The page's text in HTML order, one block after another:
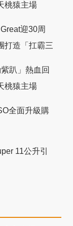
桃猿主場
迎30周
打造「扛霸三
趴」熱血回
桃猿主場
全面升級購
11公升引